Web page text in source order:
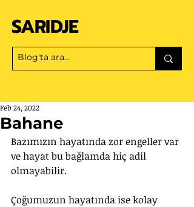
SARIDJE
Bahane
Feb 24, 2022
Bazımızın hayatında zor engeller var
ve hayat bu bağlamda hiç adil
olmayabilir.
Çoğumuzun hayatında ise kolay